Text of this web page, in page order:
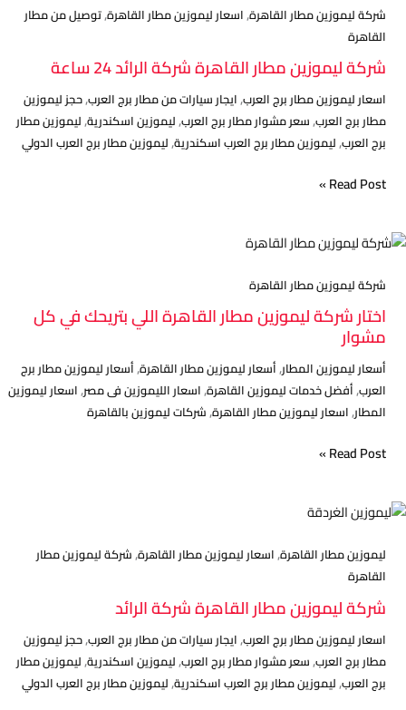
شركة ليموزين مطار القاهرة,اسعار ليموزين مطار القاهرة,توصيل من مطار
القاهرة
شركة ليموزين مطار القاهرة شركة الرائد 24 ساعة
اسعار ليموزين مطار برج العرب,ايجار سيارات من مطار برج العرب,حجز ليموزين
مطار برج العرب,سعر مشوار مطار برج العرب,ليموزين اسكندرية,ليموزين مطار
برج العرب,ليموزين مطار برج العرب اسكندرية,ليموزين مطار برج العرب الدولي
مطار
القاهرة
شركة
الرائد
24
ساعة
Read Post »
شركة ليموزين مطار القاهرة
اختار شركة ليموزين مطار القاهرة اللي بتريحك في كل
مشوار
أسعار ليموزين المطار,أسعار ليموزين مطار القاهرة,أسعار ليموزين مطار برج
العرب,أفضل خدمات ليموزين القاهرة,اسعار الليموزين فى مصر,اسعار ليموزين
المطار,اسعار ليموزين مطار القاهرة,شركات ليموزين بالقاهرة
اختار
ليموزين
مطار
القاهرة
اللي
بتريحك
في
كل
Read Post »
ليموزين مطار القاهرة,اسعار ليموزين مطار القاهرة,شركة ليموزين مطار
القاهرة
شركة ليموزين مطار القاهرة شركة الرائد
اسعار ليموزين مطار برج العرب,ايجار سيارات من مطار برج العرب,حجز ليموزين
مطار برج العرب,سعر مشوار مطار برج العرب,ليموزين اسكندرية,ليموزين مطار
برج العرب,ليموزين مطار برج العرب اسكندرية,ليموزين مطار برج العرب الدولي
شركة
مطار
القاهرة
شركة
الرائد